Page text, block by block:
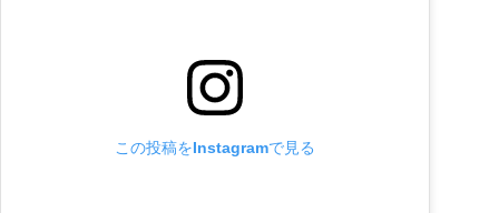
この投稿をInstagramで見る